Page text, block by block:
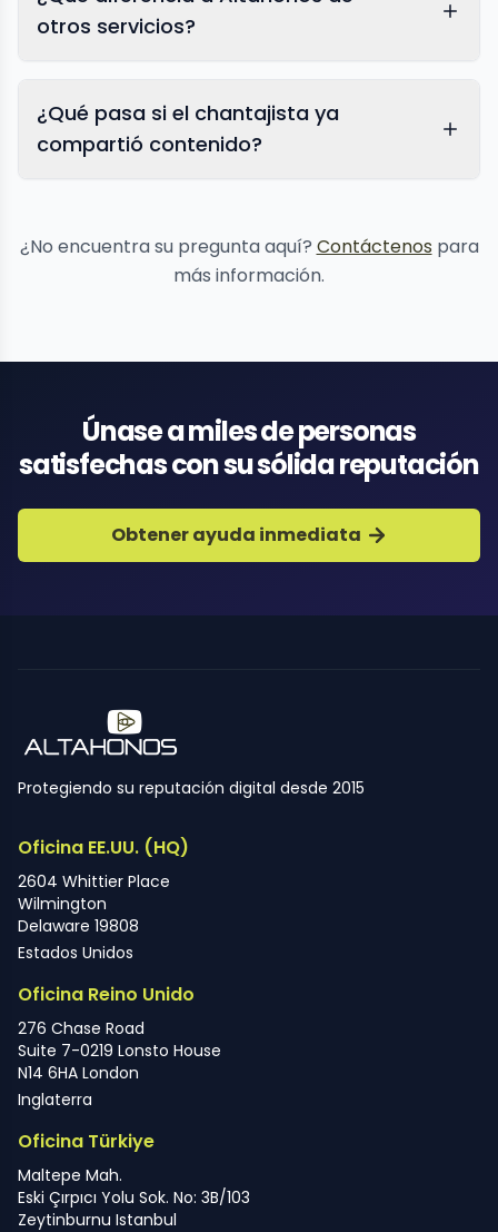
otros servicios?
¿Qué pasa si el chantajista ya
compartió contenido?
¿No encuentra su pregunta aquí? Contáctenos para
más información.
Únase a miles de personas
satisfechas con su sólida reputación
Obtener ayuda inmediata
Protegiendo su reputación digital desde 2015
Oficina EE.UU. (HQ)
2604 Whittier Place
Wilmington
Delaware 19808
Estados Unidos
Oficina Reino Unido
276 Chase Road
Suite 7-0219 Lonsto House
N14 6HA London
Inglaterra
Oficina Türkiye
Maltepe Mah.
Eski Çırpıcı Yolu Sok. No: 3B/103
Zeytinburnu Istanbul